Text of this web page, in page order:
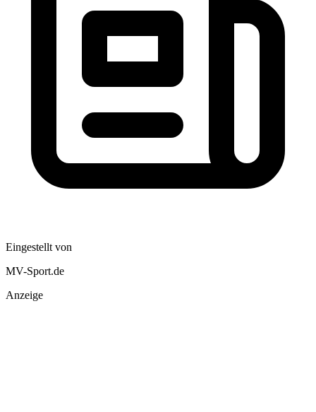
Eingestellt von
MV-Sport.de
Anzeige